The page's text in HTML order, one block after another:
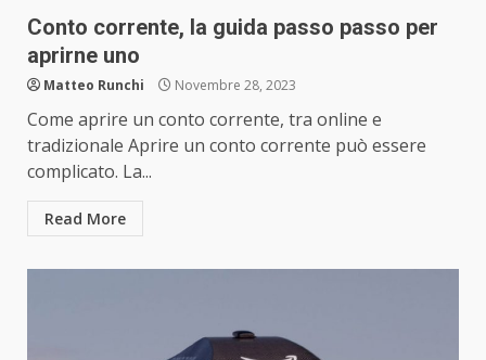
Conto corrente, la guida passo passo per
aprirne uno
Matteo Runchi Novembre 28, 2023
Come aprire un conto corrente, tra online e
tradizionale Aprire un conto corrente può essere
complicato. La...
Read More